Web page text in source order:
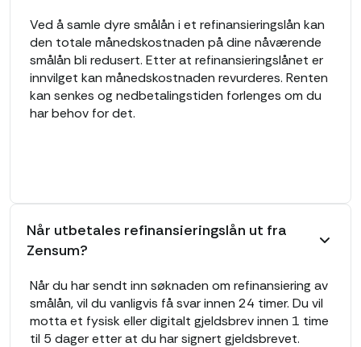
Ved å samle dyre smålån i et refinansieringslån kan
den totale månedskostnaden på dine nåværende
smålån bli redusert. Etter at refinansieringslånet er
innvilget kan månedskostnaden revurderes. Renten
kan senkes og nedbetalingstiden forlenges om du
har behov for det.
Når utbetales refinansieringslån ut fra
Zensum?
Når du har sendt inn søknaden om refinansiering av
smålån, vil du vanligvis få svar innen 24 timer. Du vil
motta et fysisk eller digitalt gjeldsbrev innen 1 time
til 5 dager etter at du har signert gjeldsbrevet.